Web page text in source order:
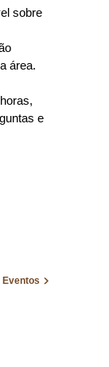
sobre
área.
e
Eventos